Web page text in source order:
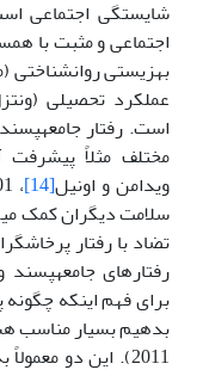
شایستگی اجتماعی
اجتماعی و مثبت با
بهزیستی روان­شناختی
است. رفتار
مختلف مثلاً
ویدامن و اونیل[14]
سلامت دیگران کمک
تضاد با رفتار
رفتارهای
برای فهم اینکه چگونه
بدهیم بسیار مناسب
2011). این دو